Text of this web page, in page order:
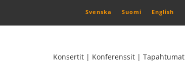
Svenska Suomi English
Konsertit | Konferenssit | Tapahtumat